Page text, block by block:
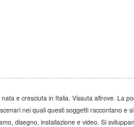
e cresciuta in Italia. Vissuta altrove. La
nei quali questi soggetti raccontano e
disegno, installazione e video. Si